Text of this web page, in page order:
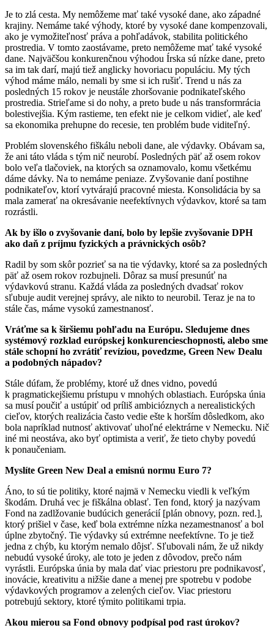
Je to zlá cesta. My nemôžeme mať také vysoké dane, ako západné
krajiny. Nemáme také výhody, ktoré by vysoké dane kompenzovali,
ako je vymožiteľnosť práva a pohľadávok, stabilita politického
prostredia. V tomto zaostávame, preto nemôžeme mať také vysoké
dane. Najväčšou konkurenčnou výhodou Írska sú nízke dane, preto
sa im tak darí, majú tiež anglicky hovoriacu populáciu. My tých
výhod máme málo, nemali by sme si ich rušiť. Trend u nás za
posledných 15 rokov je neustále zhoršovanie podnikateľského
prostredia. Strieľame si do nohy, a preto bude u nás transformrácia
bolestivejšia. Kým rastieme, ten efekt nie je celkom vidieť, ale keď
sa ekonomika prehupne do recesie, ten problém bude viditeľný.
Problém slovenského fiškálu neboli dane, ale výdavky. Obávam sa,
že ani táto vláda s tým nič neurobí. Posledných päť až osem rokov
bolo veľa tlačoviek, na ktorých sa oznamovalo, komu všetkému
dáme dávky. Na to nemáme peniaze. Zvyšovanie daní postihne
podnikateľov, ktorí vytvárajú pracovné miesta. Konsolidácia by sa
mala zamerať na okresávanie neefektívnych výdavkov, ktoré sa tam
rozrástli.
Ak by išlo o zvyšovanie daní, bolo by lepšie zvyšovanie DPH
ako daň z príjmu fyzických a právnických osôb?
Radil by som skôr pozrieť sa na tie výdavky, ktoré sa za posledných
päť až osem rokov rozbujneli. Dôraz sa musí presunúť na
výdavkovú stranu. Každá vláda za posledných dvadsať rokov
sľubuje audit verejnej správy, ale nikto to neurobil. Teraz je na to
stále čas, máme vysokú zamestnanosť.
Vráťme sa k širšiemu pohľadu na Európu. Sledujeme dnes
systémový rozklad európskej konkurencieschopnosti, alebo sme
stále schopní ho zvrátiť revíziou, povedzme, Green New Dealu
a podobných nápadov?
Stále dúfam, že problémy, ktoré už dnes vidno, povedú
k pragmatickejšiemu prístupu v mnohých oblastiach. Európska únia
sa musí poučiť a ustúpiť od príliš ambicióznych a nerealistických
cieľov, ktorých realizácia často vedie ešte k horším dôsledkom, ako
bola napríklad nutnosť aktivovať uhoľné elektrárne v Nemecku. Nič
iné mi neostáva, ako byť optimista a veriť, že tieto chyby povedú
k ponaučeniam.
Myslíte Green New Deal a emisnú normu Euro 7?
Áno, to sú tie politiky, ktoré najmä v Nemecku viedli k veľkým
škodám. Druhá vec je fiškálna oblasť. Ten fond, ktorý ja nazývam
Fond na zadlžovanie budúcich generácií [plán obnovy, pozn. red.],
ktorý prišiel v čase, keď bola extrémne nízka nezamestnanosť a bol
úplne zbytočný. Tie výdavky sú extrémne neefektívne. To je tiež
jedna z chýb, ku ktorým nemalo dôjsť. Sľubovali nám, že už nikdy
nebudú vysoké úroky, ale toto je jeden z dôvodov, prečo nám
vyrástli. Európska únia by mala dať viac priestoru pre podnikavosť,
inovácie, kreativitu a nižšie dane a menej pre spotrebu v podobe
výdavkových programov a zelených cieľov. Viac priestoru
potrebujú sektory, ktoré týmito politikami trpia.
Akou mierou sa Fond obnovy podpísal pod rast úrokov?